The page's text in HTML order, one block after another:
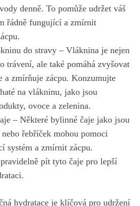
denně. To pomůže udržet váš
řádně fungující a zmírnit
do stravy – Vláknina je nejen
trávení, ale také pomáhá zvyšovat
a zmírňuje zácpu. Konzumujte
na vlákninu, jako jsou
ovoce a zelenina.
– Některé bylinné čaje jako jsou
řebříček mohou pomoci
systém a zmírnit zácpu.
pít tyto čaje pro lepší
hydratace je klíčová pro udržení